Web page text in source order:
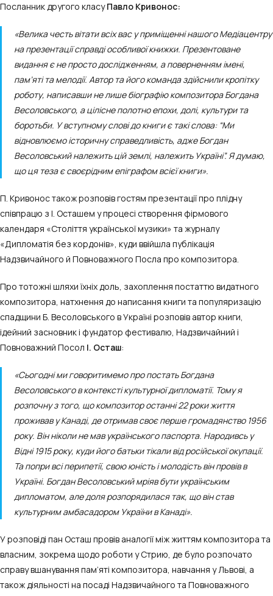
Посланник другого класуПавло Кривонос:
«Велика честь вітати всіх вас у приміщенні нашого Медіацентру
на презентації справді особливої книжки. Презентоване
видання є не просто дослідженням, а поверненням імені,
пам’яті та мелодії. Автор та його команда здійснили кропітку
роботу, написавши не лише біографію композитора Богдана
Весоловського, а цілісне полотно епохи, долі, культури та
боротьби. У вступному слові до книги є такі слова: “Ми
відновлюємо історичну справедливість, адже Богдан
Весоловський належить цій землі, належить Україні”. Я думаю,
що ця теза є своєрідним епіграфом всієї книги».
П. Кривонос також розповів гостям презентації про плідну
співпрацю з І. Осташем у процесі створення фірмового
календаря «Століття української музики» та журналу
«Дипломатія без кордонів», куди ввійшла публікація
Надзвичайного й Повноважного Посла про композитора.
Про тотожні шляхи їхніх доль, захоплення постаттю видатного
композитора, натхнення до написання книги та популяризацію
спадщини Б. Весоловського в Україні розповів автор книги,
ідейний засновник і фундатор фестивалю, Надзвичайний і
Повноважний Посол І. Осташ:
«Сьогодні ми говоритимемо про постать Богдана
Весоловського в контексті культурної дипломатії. Тому я
розпочну з того, що композитор останні 22 роки життя
проживав у Канаді, де отримав своє перше громадянство 1956
року. Він ніколи не мав українського паспорта. Народивсь у
Відні 1915 року, куди його батьки тікали від російської окупації.
Та попри всі перипетії, свою юність і молодість він провів в
Україні. Богдан Весоловський мріяв бути українським
дипломатом, але доля розпорядилася так, що він став
культурним амбасадором України в Канаді».
У розповіді пан Осташ провів аналогії між життям композитора та
власним, зокрема щодо роботи у Стрию, де було розпочато
справу вшанування пам’яті композитора, навчання у Львові, а
також діяльності на посаді Надзвичайного та Повноважного